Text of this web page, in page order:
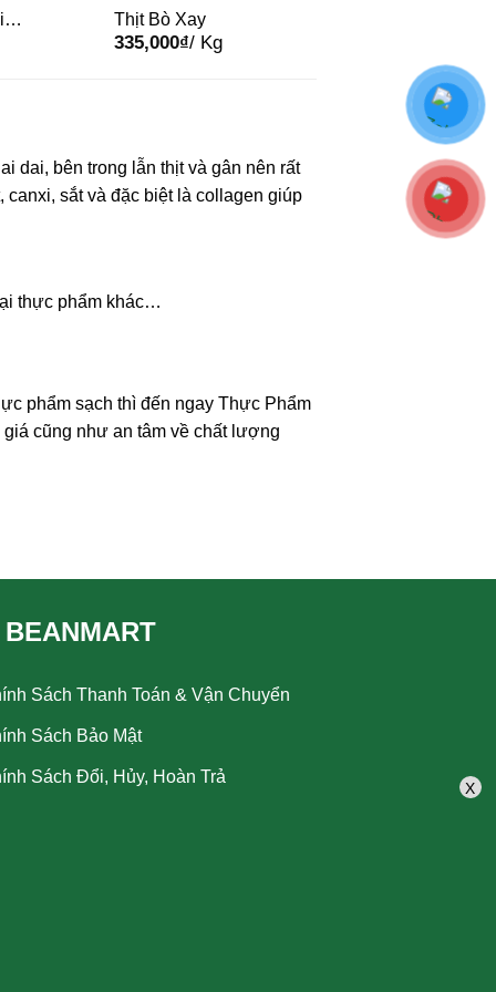
Thịt Bò Xay
335,000₫/ Kg
dai, bên trong lẫn thịt và gân nên rất
canxi, sắt và đặc biệt là collagen giúp
thực phẩm khác…
phẩm sạch thì đến ngay Thực Phẩm
cũng như an tâm về chất lượng
X
Sách Thanh Toán & Vận Chuyển
Sách Bảo Mật
Sách Đổi, Hủy, Hoàn Trả